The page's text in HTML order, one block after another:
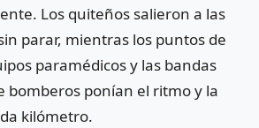
Los quiteños salieron a las
parar, mientras los puntos de
paramédicos y las bandas
bomberos ponían el ritmo y la
kilómetro.